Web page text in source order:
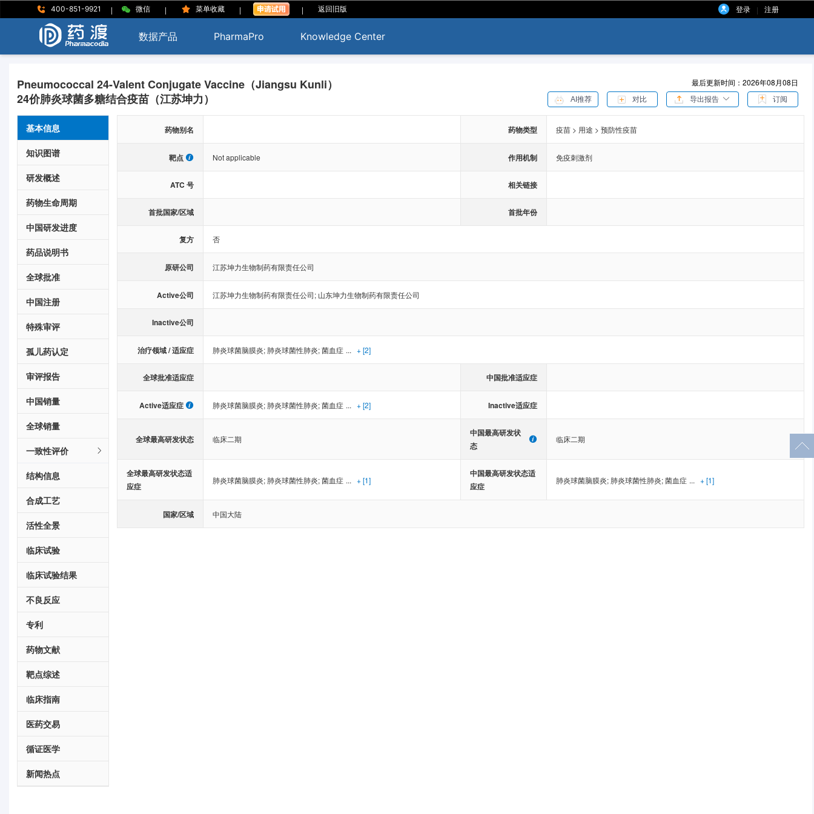
400-851-9921 | 微信 | 菜单收藏 | | 返回旧版 登录 | 注册
数据产品 PharmaPro Knowledge Center
Pneumococcal 24-Valent Conjugate Vaccine（Jiangsu Kunli）
24价肺炎球菌多糖结合疫苗（江苏坤力）
最后更新时间：2026年08月08日
AI推荐 对比 导出报告 订阅
基本信息
知识图谱
研发概述
药物生命周期
中国研发进度
药品说明书
全球批准
中国注册
特殊审评
孤儿药认定
审评报告
中国销量
全球销量
一致性评价
结构信息
合成工艺
活性全景
临床试验
临床试验结果
不良反应
专利
药物文献
靶点综述
临床指南
医药交易
循证医学
新闻热点
药物别名 药物类型 疫苗 > 用途 > 预防性疫苗
靶点 Not applicable 作用机制 免疫刺激剂
ATC 号 相关链接
首批国家/区域 首批年份
复方 否
原研公司 江苏坤力生物制药有限责任公司
Active公司 江苏坤力生物制药有限责任公司; 山东坤力生物制药有限责任公司
Inactive公司
治疗领域 / 适应症 肺炎球菌脑膜炎; 肺炎球菌性肺炎;菌血症 ... + [2]
全球批准适应症 中国批准适应症
Active适应症 肺炎球菌脑膜炎; 肺炎球菌性肺炎;菌血症 ... + [2] Inactive适应症
全球最高研发状态 临床二期
中国最高研发状
态
临床二期
全球最高研发状态适
应症
肺炎球菌脑膜炎; 肺炎球菌性肺炎;菌血症 ... + [1]
中国最高研发状态适
应症
肺炎球菌脑膜炎; 肺炎球菌性肺炎;菌血症 ... + [1]
国家/区域 中国大陆